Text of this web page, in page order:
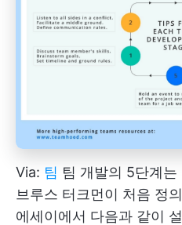
Via: 팀 팀 개발의 5단계
브루스 터크먼이 처음 정
에세이에서 다음과 같이